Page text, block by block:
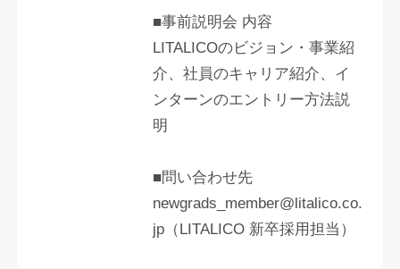
■事前説明会 内容
LITALICOのビジョン・事業紹
介、社員のキャリア紹介、イ
ンターンのエントリー方法説
明
■問い合わせ先
newgrads_member@litalico.co.
jp（LITALICO 新卒採用担当）